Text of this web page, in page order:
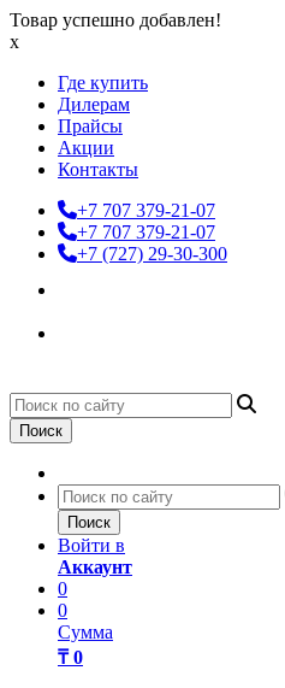
Товар успешно добавлен!
x
Где купить
Дилерам
Прайсы
Акции
Контакты
+7 707 379-21-07
+7 707 379-21-07
+7 (727) 29-30-300
Поиск
Поиск
Войти в
Аккаунт
0
0
Сумма
₸ 0